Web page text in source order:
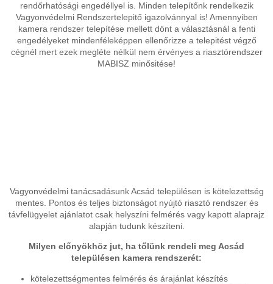
rendőrhatósági engedéllyel is. Minden telepítőnk rendelkezik
Vagyonvédelmi Rendszertelepitő igazolvánnyal is! Amennyiben
kamera rendszer telepítése mellett dönt a választásnál a fenti
engedélyeket mindenféleképpen ellenőrizze a telepitést végző
cégnél mert ezek megléte nélkül nem érvényes a riasztórendszer
MABISZ minősitése!
Vagyonvédelmi tanácsadásunk Acsád településen is kötelezettség
mentes. Pontos és teljes biztonságot nyújtó riasztó rendszer és
távfelügyelet ajánlatot csak helyszíni felmérés vagy kapott alaprajz
alapján tudunk készíteni.
Milyen előnyökhöz jut, ha tőlünk rendeli meg Acsád
településen kamera rendszerét:
kötelezettségmentes felmérés és árajánlat készítés